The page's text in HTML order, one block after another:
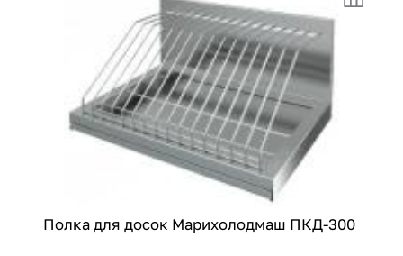
Полка для досок Марихолодмаш ПКД-300